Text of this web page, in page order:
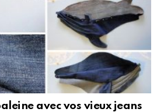
avec vos vieux jeans